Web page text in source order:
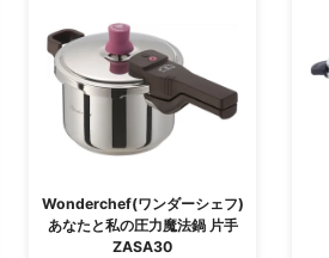
Wonderchef(ワンダーシェフ)
あなたと私の圧力魔法鍋 片手
ZASA30